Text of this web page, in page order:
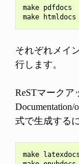
make pdfdocs
それぞれメイ
行します。
ReSTマークア
式で生成する
make latexdocs